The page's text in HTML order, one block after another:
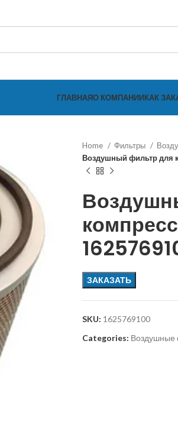
ГЛАВНАЯО КОМПАНИИКАК
Home Фильтры
Воздушный фильтр для
ЗАКАЗАТЬ
SKU: 1625769100
Categories: Воздушные